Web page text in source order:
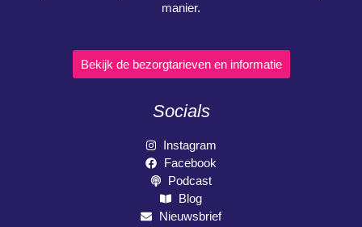
manier.
Bekijk de bezorgtarieven en informatie
Socials
Instagram
Facebook
Podcast
Blog
Nieuwsbrief